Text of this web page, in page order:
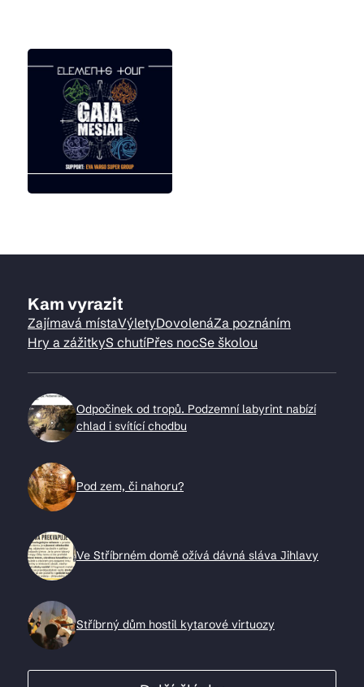
Kam vyrazit
Zajímavá místaVýletyDovolenáZa poznáním
Hry a zážitkyS chutíPřes nocSe školou
Odpočinek od tropů. Podzemní labyrint nabízí
chlad i svítící chodbu
Pod zem, či nahoru?
Ve Stříbrném domě ožívá dávná sláva Jihlavy
Stříbrný dům hostil kytarové virtuozy